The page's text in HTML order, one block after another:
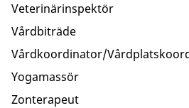
Veterinärinspektör
Vårdbiträde
Vårdkoordinator/
Yogamassör
Zonterapeut